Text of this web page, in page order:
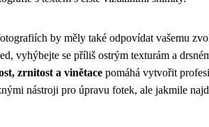
by měly také odpovídat vašemu
vyhýbejte se příliš ostrým texturám a
zrnitost a vinětace pomáhá vytvořit
nástroji pro úpravu fotek, ale jakmile